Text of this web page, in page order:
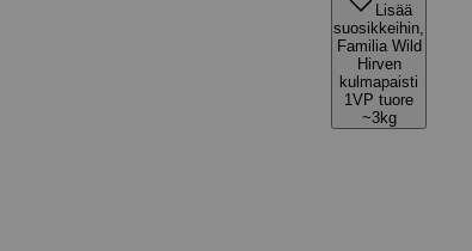
Lisää
suosikkeihin,
Familia Wild
Hirven
kulmapaisti
1VP tuore
~3kg